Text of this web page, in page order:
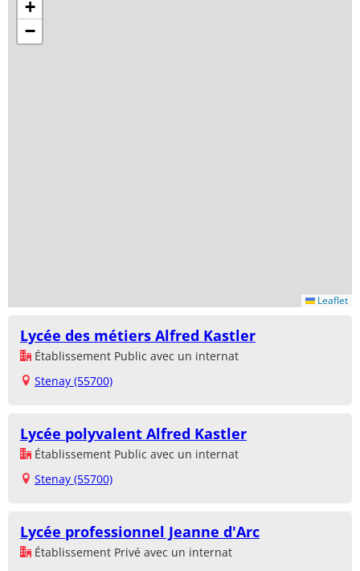
+
−
Leaflet
Lycée des métiers Alfred Kastler
Établissement Public avec un internat
Stenay (55700)
Lycée polyvalent Alfred Kastler
Établissement Public avec un internat
Stenay (55700)
Lycée professionnel Jeanne d'Arc
Établissement Privé avec un internat